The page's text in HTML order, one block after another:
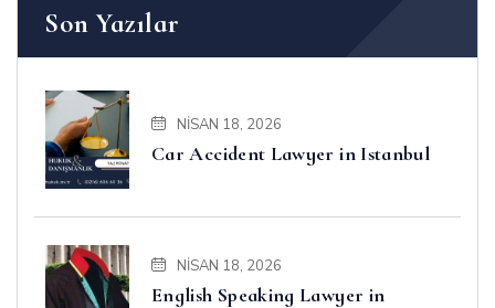
Son Yazılar
NISAN 18, 2026
Car Accident Lawyer in Istanbul
NISAN 18, 2026
English Speaking Lawyer in